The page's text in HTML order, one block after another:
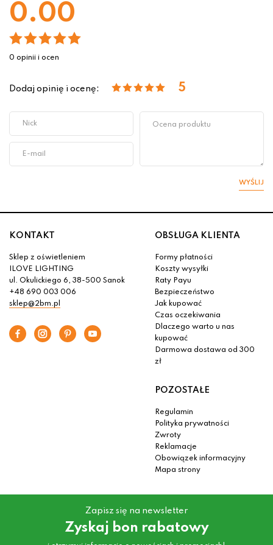
0.00
0 opinii i ocen
Dodaj opinię i ocenę: 5
WYŚLIJ
KONTAKT
Sklep z oświetleniem
ILOVE LIGHTING
ul. Okulickiego 6, 38-500 Sanok
+48 690 003 006
sklep@2bm.pl
OBSŁUGA KLIENTA
Formy płatności
Koszty wysyłki
Raty Payu
Bezpieczeństwo
Jak kupować
Czas oczekiwania
Dlaczego warto u nas
kupować
Darmowa dostawa od 300
zł
POZOSTAŁE
Regulamin
Polityka prywatności
Zwroty
Reklamacje
Obowiązek informacyjny
Mapa strony
Zapisz się na newsletter
Zyskaj bon rabatowy